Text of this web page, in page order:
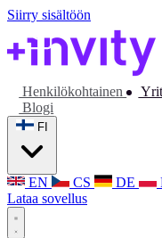
Siirry sisältöön
Henkilökohtainen
Blogi
EN CS DE
Lataa sovellus